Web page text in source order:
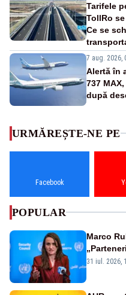
Tarifele
TollRo
Ce se
7 aug. 2026,
Alertă în
737
după
URMĂREȘTE-NE PE
Facebook
POPULAR
Marco
și prețuit”
31 iul. 2026,